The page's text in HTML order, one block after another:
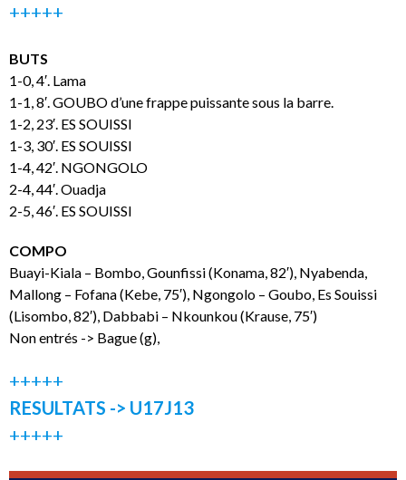
+++++
BUTS
1-0, 4′. Lama
1-1, 8′. GOUBO d’une frappe puissante sous la barre.
1-2, 23′. ES SOUISSI
1-3, 30′. ES SOUISSI
1-4, 42′. NGONGOLO
2-4, 44′. Ouadja
2-5, 46′. ES SOUISSI
COMPO
Buayi-Kiala – Bombo, Gounfissi (Konama, 82′), Nyabenda,
Mallong – Fofana (Kebe, 75′), Ngongolo – Goubo, Es Souissi
(Lisombo, 82′), Dabbabi – Nkounkou (Krause, 75′)
Non entrés -> Bague (g),
+++++
RESULTATS -> U17J13
+++++